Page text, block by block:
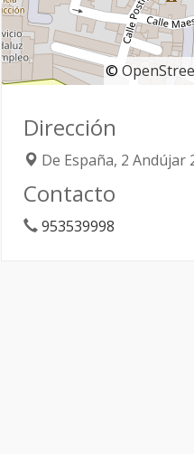
©
Dirección
De España, 2 Andújar
Contacto
953539998